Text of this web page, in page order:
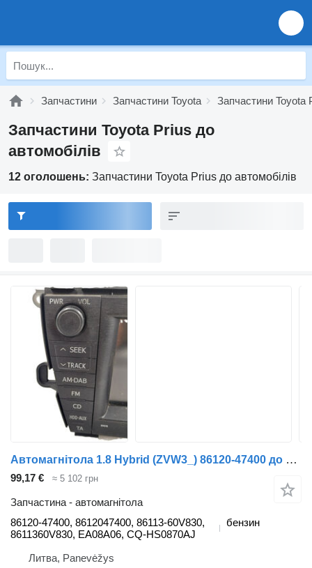
Запчастини Запчастини Toyota Запчастини Toyota
Запчастини Toyota Prius до
автомобілів
12 оголошень: Запчастини Toyota Prius до автомобілів
Автомагнітола 1.8 Hybrid (ZVW3_) 86120-47400 до автомобіля Toyota PRIUS (_W3_)
99,17 € ≈ 5 102 грн
Запчастина - автомагнітола
86120-47400, 8612047400, 86113-60V830,
8611360V830, EA08A06, CQ-HS0870AJ
бензин
Литва, Panevėžys